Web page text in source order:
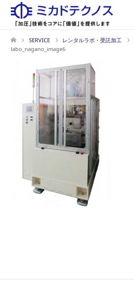
SERVICE レンタルラボ・受託加工
labo_nagano_image6